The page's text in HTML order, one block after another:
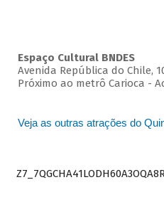
Espaço Cultural BNDES
Avenida República do Chile,
Próximo ao metrô Carioca -
Veja as outras atrações do